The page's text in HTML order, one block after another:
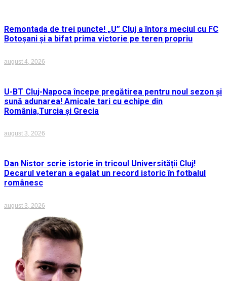
Remontada de trei puncte! „U” Cluj a întors meciul cu FC
Botoșani și a bifat prima victorie pe teren propriu
august 4, 2026
U-BT Cluj-Napoca începe pregătirea pentru noul sezon și
sună adunarea! Amicale tari cu echipe din
România,Turcia și Grecia
august 3, 2026
Dan Nistor scrie istorie în tricoul Universității Cluj!
Decarul veteran a egalat un record istoric în fotbalul
românesc
august 3, 2026